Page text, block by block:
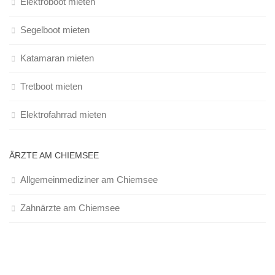
Segelboot mieten
Katamaran mieten
Tretboot mieten
Elektrofahrrad mieten
ÄRZTE AM CHIEMSEE
Allgemeinmediziner am Chiemsee
Zahnärzte am Chiemsee